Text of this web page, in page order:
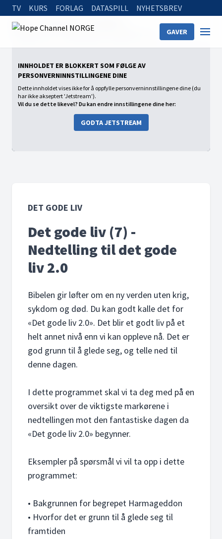
TV KURS FORLAG DATASPILL NYHETSBREV
GAVER
Home
Det gode liv (7) - Nedtelling til det gode liv 2.0
INNHOLDET ER BLOKKERT SOM FØLGE AV
PERSONVERNINNSTILLINGENE DINE
Dette innholdet vises ikke for å oppfylle personverninnstillingene dine (du
har ikke akseptert 'Jetstream').
Vil du se dette likevel? Du kan endre innstillingene dine her:
GODTA JETSTREAM
DET GODE LIV
Det gode liv (7) -
Nedtelling til det gode
liv 2.0
Bibelen gir løfter om en ny verden uten krig,
sykdom og død. Du kan godt kalle det for
«Det gode liv 2.0». Det blir et godt liv på et
helt annet nivå enn vi kan oppleve nå. Det er
god grunn til å glede seg, og telle ned til
denne dagen.
I dette programmet skal vi ta deg med på en
oversikt over de viktigste markørene i
nedtellingen mot den fantastiske dagen da
«Det gode liv 2.0» begynner.
Eksempler på spørsmål vi vil ta opp i dette
programmet:
• Bakgrunnen for begrepet Harmageddon
• Hvorfor det er grunn til å glede seg til
framtiden